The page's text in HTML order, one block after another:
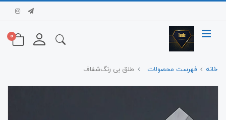
0
خانه فهرست محصولات طلق بی رنگ‌شفاف